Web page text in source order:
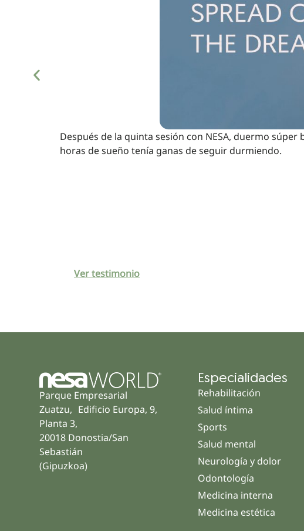
Después de la quinta sesión con NESA, duermo
horas de sueño tenía ganas de seguir durmiendo.
Ver testimonio
Parque Empresarial
Zuatzu, Edificio Europa, 9,
Planta 3,
20018 Donostia/San
Sebastián
(Gipuzkoa)
Especialidades
Rehabilitación
Salud íntima
Sports
Salud mental
Neurología y dolor
Odontología
Medicina interna
Medicina estética